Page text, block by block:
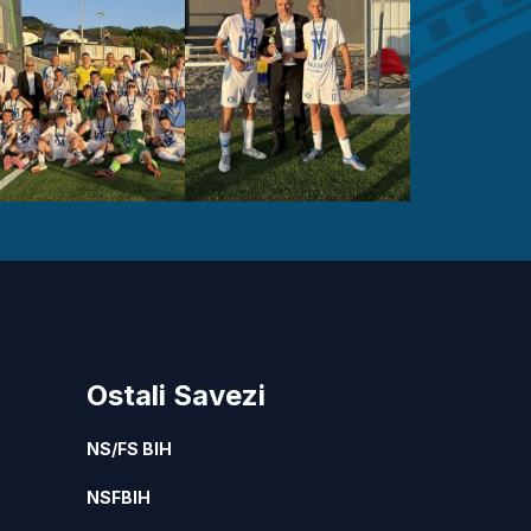
Ostali Savezi
NS/FS BIH
NSFBIH